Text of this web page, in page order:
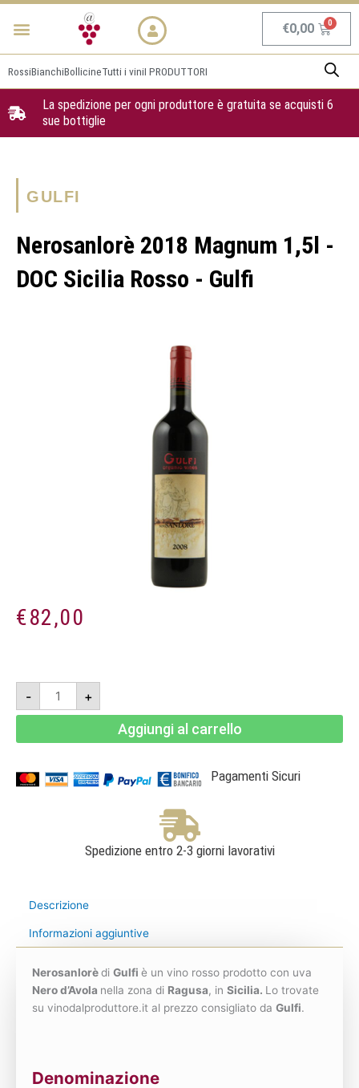
Vai
Menu €0,00
RossiBianchiBollicineTutti i viniI PRODUTTORI
La spedizione per ogni produttore è gratuita se acquisti 6
sue bottiglie
GULFI
Nerosanlorè 2018 Magnum 1,5l -
DOC Sicilia Rosso - Gulfi
€82,00
-
Nerosanlorè
2018
Magnum
1,5l
Gulfi
quantità
+
Aggiungi al carrello
Pagamenti Sicuri
Spedizione entro 2-3 giorni lavorativi
Descrizione
Informazioni aggiuntive
Nerosanlorèdi Gulfi è un vino rosso prodotto con uva
Nero d’Avola nella zona di Ragusa, in Sicilia. Lo trovate
su vinodalproduttore.it al prezzo consigliato da Gulfi.
Denominazione